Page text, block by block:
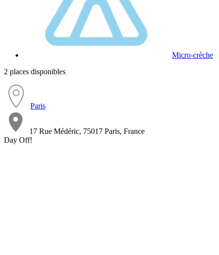
Micro-crèche
2 places disponibles
Paris
17 Rue Médéric, 75017 Paris, France
Day Off!